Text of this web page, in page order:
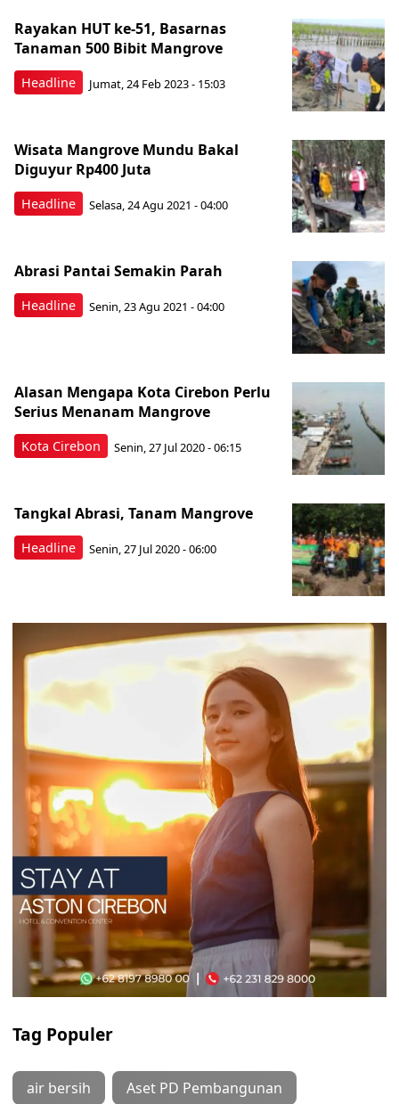
Headline
Rayakan HUT ke-51, Basarnas
Tanaman 500 Bibit Mangrove
Jumat, 24 Feb 2023 - 15:03
Headline
Wisata Mangrove Mundu Bakal
Diguyur Rp400 Juta
Selasa, 24 Agu 2021 - 04:00
Headline
Abrasi Pantai Semakin Parah
Senin, 23 Agu 2021 - 04:00
Kota Cirebon
Alasan Mengapa Kota Cirebon Perlu
Serius Menanam Mangrove
Senin, 27 Jul 2020 - 06:15
Headline
Tangkal Abrasi, Tanam Mangrove
Senin, 27 Jul 2020 - 06:00
Tag Populer
air bersih Aset PD Pembangunan